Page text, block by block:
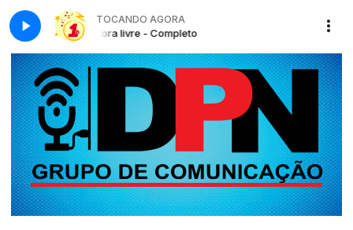
TOCANDO AGORA
Hora livre - Completo